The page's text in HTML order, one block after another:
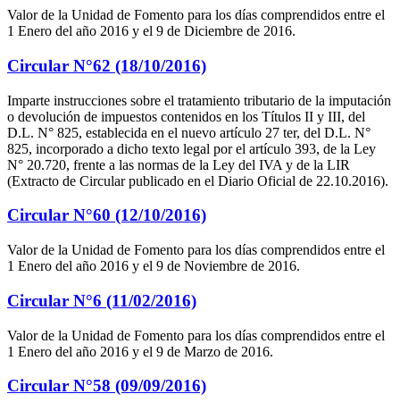
Valor de la Unidad de Fomento para los días comprendidos entre el
1 Enero del año 2016 y el 9 de Diciembre de 2016.
Circular N°62 (18/10/2016)
Imparte instrucciones sobre el tratamiento tributario de la imputación
o devolución de impuestos contenidos en los Títulos II y III, del
D.L. N° 825, establecida en el nuevo artículo 27 ter, del D.L. N°
825, incorporado a dicho texto legal por el artículo 393, de la Ley
N° 20.720, frente a las normas de la Ley del IVA y de la LIR
(Extracto de Circular publicado en el Diario Oficial de 22.10.2016).
Circular N°60 (12/10/2016)
Valor de la Unidad de Fomento para los días comprendidos entre el
1 Enero del año 2016 y el 9 de Noviembre de 2016.
Circular N°6 (11/02/2016)
Valor de la Unidad de Fomento para los días comprendidos entre el
1 Enero del año 2016 y el 9 de Marzo de 2016.
Circular N°58 (09/09/2016)